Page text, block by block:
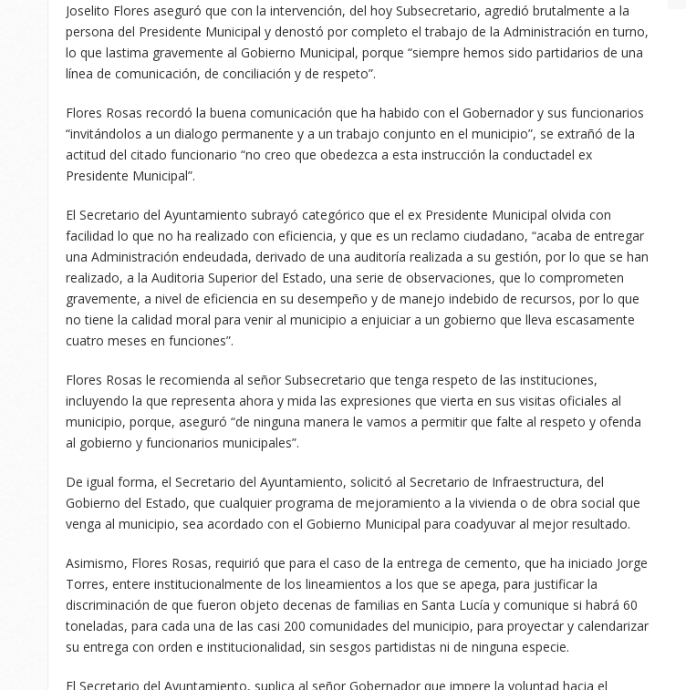
Joselito Flores aseguró que con la intervención, del hoy Subsecretario, agredió brutalmente a la
persona del Presidente Municipal y denostó por completo el trabajo de la Administración en turno,
lo que lastima gravemente al Gobierno Municipal, porque “siempre hemos sido partidarios de una
línea de comunicación, de conciliación y de respeto”.
Flores Rosas recordó la buena comunicación que ha habido con el Gobernador y sus funcionarios
“invitándolos a un dialogo permanente y a un trabajo conjunto en el municipio”, se extrañó de la
actitud del citado funcionario “no creo que obedezca a esta instrucción la conductadel ex
Presidente Municipal”.
El Secretario del Ayuntamiento subrayó categórico que el ex Presidente Municipal olvida con
facilidad lo que no ha realizado con eficiencia, y que es un reclamo ciudadano, “acaba de entregar
una Administración endeudada, derivado de una auditoría realizada a su gestión, por lo que se han
realizado, a la Auditoria Superior del Estado, una serie de observaciones, que lo comprometen
gravemente, a nivel de eficiencia en su desempeño y de manejo indebido de recursos, por lo que
no tiene la calidad moral para venir al municipio a enjuiciar a un gobierno que lleva escasamente
cuatro meses en funciones”.
Flores Rosas le recomienda al señor Subsecretario que tenga respeto de las instituciones,
incluyendo la que representa ahora y mida las expresiones que vierta en sus visitas oficiales al
municipio, porque, aseguró “de ninguna manera le vamos a permitir que falte al respeto y ofenda
al gobierno y funcionarios municipales”.
De igual forma, el Secretario del Ayuntamiento, solicitó al Secretario de Infraestructura, del
Gobierno del Estado, que cualquier programa de mejoramiento a la vivienda o de obra social que
venga al municipio, sea acordado con el Gobierno Municipal para coadyuvar al mejor resultado.
Asimismo, Flores Rosas, requirió que para el caso de la entrega de cemento, que ha iniciado Jorge
Torres, entere institucionalmente de los lineamientos a los que se apega, para justificar la
discriminación de que fueron objeto decenas de familias en Santa Lucía y comunique si habrá 60
toneladas, para cada una de las casi 200 comunidades del municipio, para proyectar y calendarizar
su entrega con orden e institucionalidad, sin sesgos partidistas ni de ninguna especie.
El Secretario del Ayuntamiento, suplica al señor Gobernador que impere la voluntad hacia el